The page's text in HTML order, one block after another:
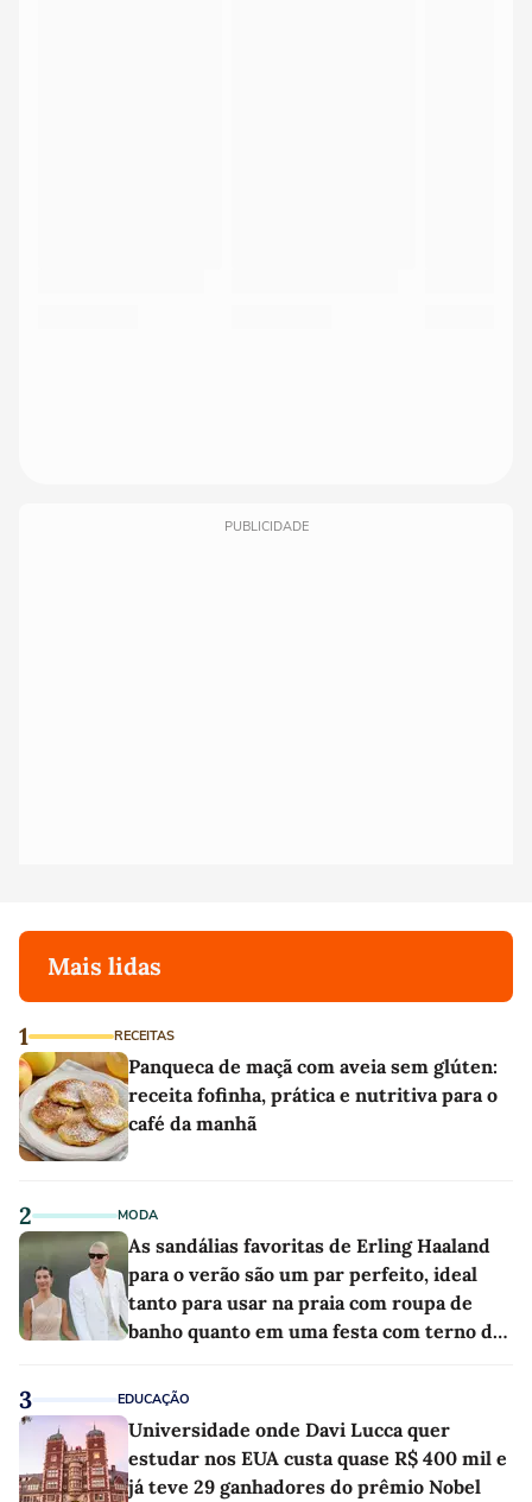
PUBLICIDADE
Mais lidas
1 RECEITAS
Panqueca de maçã com aveia sem glúten:
receita fofinha, prática e nutritiva para o
café da manhã
2 MODA
As sandálias favoritas de Erling Haaland
para o verão são um par perfeito, ideal
tanto para usar na praia com roupa de
banho quanto em uma festa com terno de
3 EDUCAÇÃO
Universidade onde Davi Lucca quer
estudar nos EUA custa quase R$ 400 mil e
já teve 29 ganhadores do prêmio Nobel